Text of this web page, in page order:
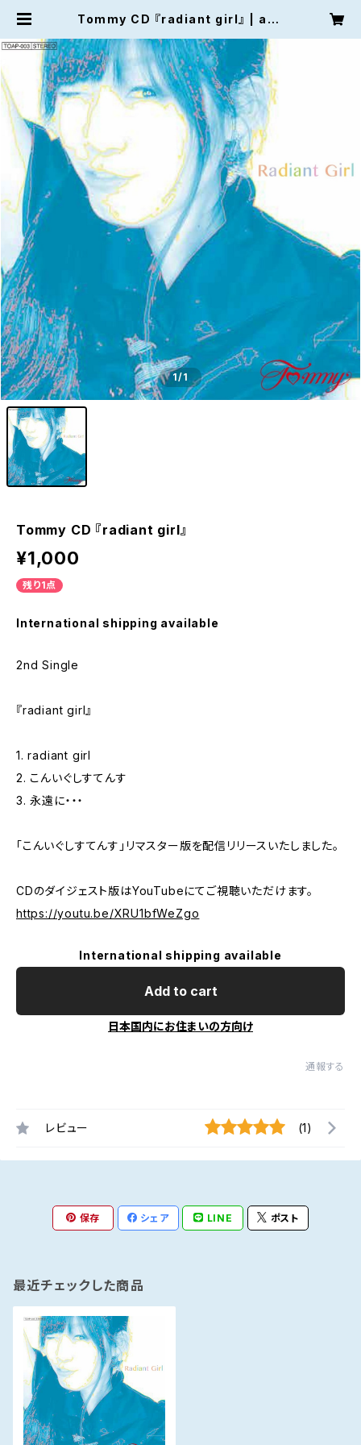
Tommy CD 『radiant girl』 | arti
1/1
Tommy CD 『radiant girl』
¥1,000
残り1点
International shipping available
2nd Single
『radiant girl』
1. radiant girl
2. こんいぐしすてんす
3. 永遠に・・・
「こんいぐしすてんす」リマスター版を配信リリースいたしました。
CDのダイジェスト版はYouTubeにてご視聴いただけます。
https://youtu.be/XRU1bfWeZgo
International shipping available
Add to cart
日本国内にお住まいの方向け
通報する
レビュー (1)
保存 シェア LINE ポスト
最近チェックした商品